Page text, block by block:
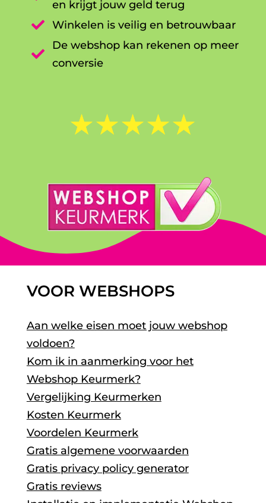
en krijgt jouw geld terug

Winkelen is veilig en betrouwbaar

De webshop kan rekenen op meer
conversie
☆☆☆☆☆
VOOR WEBSHOPS
Aan welke eisen moet jouw webshop
voldoen?
Kom ik in aanmerking voor het
Webshop Keurmerk?
Vergelijking Keurmerken
Kosten Keurmerk
Voordelen Keurmerk
Gratis algemene voorwaarden
Gratis privacy policy generator
Gratis reviews